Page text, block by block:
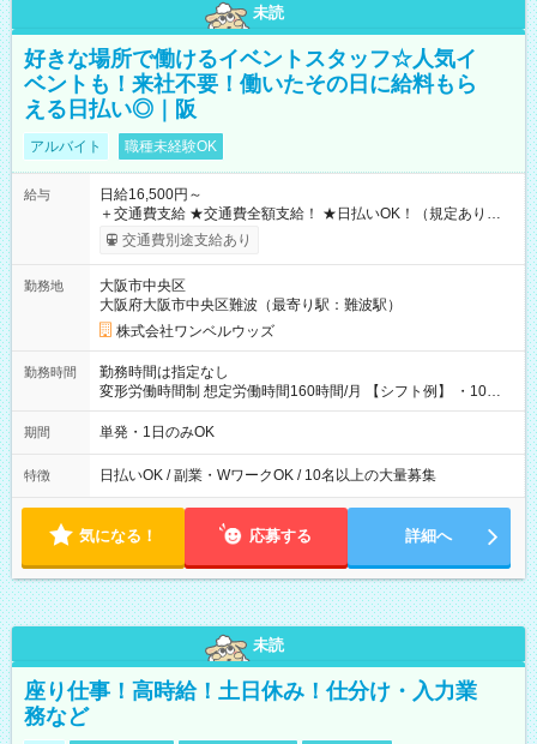
未読
好きな場所で働けるイベントスタッフ☆人気イ
ベントも！来社不要！働いたその日に給料もら
える日払い◎｜阪
アルバイト 職種未経験OK
給与
日給16,500円～
＋交通費支給 ★交通費全額支給！ ★日払いOK！（規定あり） ┗
働いたその日に現金GET♪ お仕事後はコンビニATMから 日払
交通費別途支給あり
勤務地
大阪市中央区
大阪府大阪市中央区難波（最寄り駅：難波駅）
株式会社ワンベルウッズ
勤務時間
勤務時間は指定なし
変形労働時間制 想定労働時間160時間/月 【シフト例】 ・10：
00～20：00
期間 単発・1日のみOK
特徴 日払いOK / 副業・WワークOK / 10名以上の大量募集
気になる！ 応募する 詳細へ
未読
座り仕事！高時給！土日休み！仕分け・入力業
務など